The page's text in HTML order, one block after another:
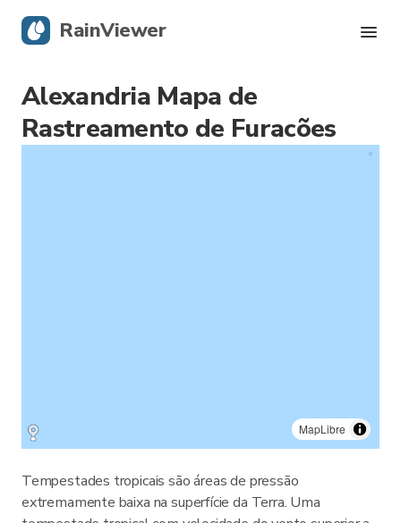
Alexandria Mapa de
Rastreamento de Furacões
MapLibre
Tempestades tropicais são áreas de pressão
extremamente baixa na superfície da Terra. Uma
RainViewer
Radar Ao Vivo
Rastreamento de Furacões